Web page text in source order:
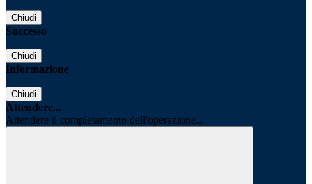
Chiudi
Successo
Chiudi
Informazione
Chiudi
Attendere...
Attendere il completamento dell'operazione...